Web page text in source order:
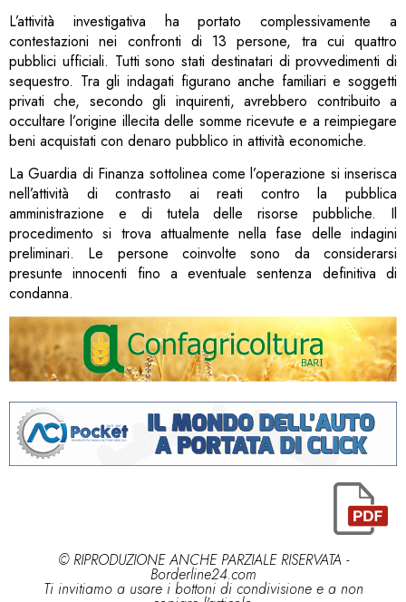
L’attività investigativa ha portato complessivamente a
contestazioni nei confronti di 13 persone, tra cui quattro
pubblici ufficiali. Tutti sono stati destinatari di provvedimenti di
sequestro. Tra gli indagati figurano anche familiari e soggetti
privati che, secondo gli inquirenti, avrebbero contribuito a
occultare l’origine illecita delle somme ricevute e a reimpiegare
beni acquistati con denaro pubblico in attività economiche.
La Guardia di Finanza sottolinea come l’operazione si inserisca
nell’attività di contrasto ai reati contro la pubblica
amministrazione e di tutela delle risorse pubbliche. Il
procedimento si trova attualmente nella fase delle indagini
preliminari. Le persone coinvolte sono da considerarsi
presunte innocenti fino a eventuale sentenza definitiva di
condanna.
© RIPRODUZIONE ANCHE PARZIALE RISERVATA -
Borderline24.com
Ti invitiamo a usare i bottoni di condivisione e a non